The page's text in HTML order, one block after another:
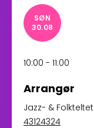
SØN
30.08
10:00 - 11:00
Arrangør
Jazz- & Folkteltet
43124324